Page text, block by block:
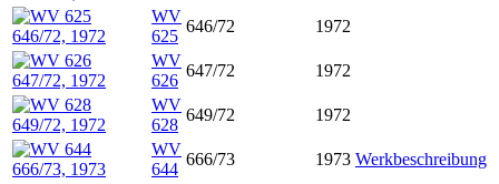
WV
625
646/72
1972
WV
626
647/72
1972
WV
628
649/72
1972
WV
644
666/73 1973 Werkbeschreibung